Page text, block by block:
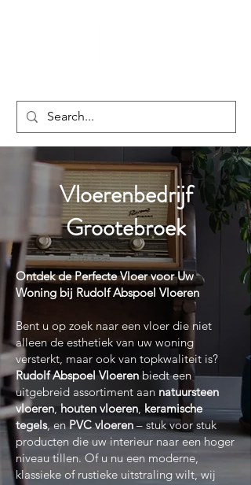
Vloerenbedrijf
Grootebroek
Ontdek de Perfecte Vloer voor Uw
Woning bij Rudolf Abspoel Vloeren
Bent u op zoek naar een vloer die niet
alleen de esthetiek van uw woning
versterkt, maar ook van topkwaliteit is?
Rudolf Abspoel Vloeren biedt een
uitgebreid assortiment aan natuursteen
vloeren, houten vloeren, keramische
tegels, enPVC vloeren– stuk voor stuk
producten die uw interieur naar een hoger
niveau tillen. Of u nu een moderne,
klassieke of rustieke uitstraling wilt, wij